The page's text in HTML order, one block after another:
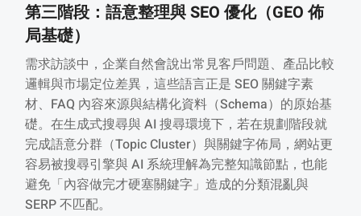
第三階段：語意整理與 SEO 優化（GEO 佈
局基礎）
需求訪談中，企業自然會說出常見客戶問題、產品比較
邏輯與市場定位差異，這些語言正是 SEO 關鍵字素
材、FAQ 內容來源與結構化資料（Schema）的原始基
礎。在生成式搜尋與 AI 搜尋環境下，若在規劃階段就
完成語意分群（Topic Cluster）與關鍵字佈局，網站更
容易被搜尋引擎與 AI 系統理解為完整知識節點，也能
避免「內容做完才硬塞關鍵字」造成的分類混亂與
SERP 不匹配。